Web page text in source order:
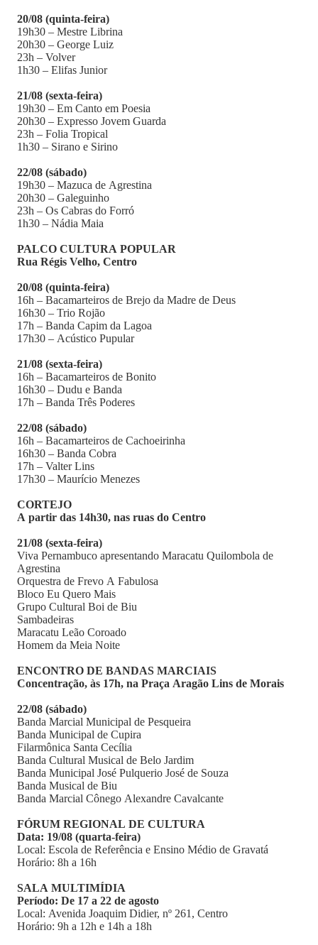
20/08 (quinta-feira)
19h30 – Mestre Librina
20h30 – George Luiz
23h – Volver
1h30 – Elifas Junior
21/08 (sexta-feira)
19h30 – Em Canto em Poesia
20h30 – Expresso Jovem Guarda
23h – Folia Tropical
1h30 – Sirano e Sirino
22/08 (sábado)
19h30 – Mazuca de Agrestina
20h30 – Galeguinho
23h – Os Cabras do Forró
1h30 – Nádia Maia
PALCO CULTURA POPULAR
Rua Régis Velho, Centro
20/08 (quinta-feira)
16h – Bacamarteiros de Brejo da Madre de Deus
16h30 – Trio Rojão
17h – Banda Capim da Lagoa
17h30 – Acústico Pupular
21/08 (sexta-feira)
16h – Bacamarteiros de Bonito
16h30 – Dudu e Banda
17h – Banda Três Poderes
22/08 (sábado)
16h – Bacamarteiros de Cachoeirinha
16h30 – Banda Cobra
17h – Valter Lins
17h30 – Maurício Menezes
CORTEJO
A partir das 14h30, nas ruas do Centro
21/08 (sexta-feira)
Viva Pernambuco apresentando Maracatu Quilombola de
Agrestina
Orquestra de Frevo A Fabulosa
Bloco Eu Quero Mais
Grupo Cultural Boi de Biu
Sambadeiras
Maracatu Leão Coroado
Homem da Meia Noite
ENCONTRO DE BANDAS MARCIAIS
Concentração, às 17h, na Praça Aragão Lins de Morais
22/08 (sábado)
Banda Marcial Municipal de Pesqueira
Banda Municipal de Cupira
Filarmônica Santa Cecília
Banda Cultural Musical de Belo Jardim
Banda Municipal José Pulquerio José de Souza
Banda Musical de Biu
Banda Marcial Cônego Alexandre Cavalcante
FÓRUM REGIONAL DE CULTURA
Data: 19/08 (quarta-feira)
Local: Escola de Referência e Ensino Médio de Gravatá
Horário: 8h a 16h
SALA MULTIMÍDIA
Período: De 17 a 22 de agosto
Local: Avenida Joaquim Didier, nº 261, Centro
Horário: 9h a 12h e 14h a 18h